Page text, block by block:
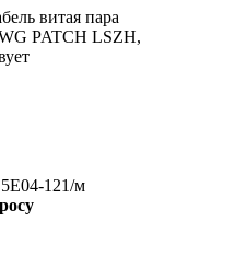
витая пара
PATCH LSZH,
121/м